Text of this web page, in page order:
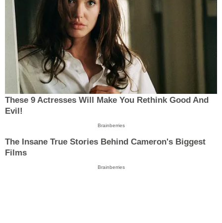
These 9 Actresses Will Make You Rethink Good And
Evil!
Brainberries
The Insane True Stories Behind Cameron's Biggest
Films
Brainberries